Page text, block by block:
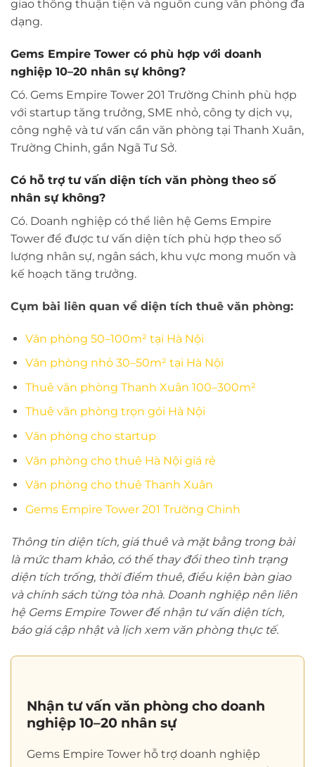
giao thông thuận tiện và nguồn cung văn phòng đa
dạng.
Gems Empire Tower có phù hợp với doanh
nghiệp 10–20 nhân sự không?
Có. Gems Empire Tower 201 Trường Chinh phù hợp
với startup tăng trưởng, SME nhỏ, công ty dịch vụ,
công nghệ và tư vấn cần văn phòng tại Thanh Xuân,
Trường Chinh, gần Ngã Tư Sở.
Có hỗ trợ tư vấn diện tích văn phòng theo số
nhân sự không?
Có. Doanh nghiệp có thể liên hệ Gems Empire
Tower để được tư vấn diện tích phù hợp theo số
lượng nhân sự, ngân sách, khu vực mong muốn và
kế hoạch tăng trưởng.
Cụm bài liên quan về diện tích thuê văn phòng:
Văn phòng 50–100m² tại Hà Nội
Văn phòng nhỏ 30–50m² tại Hà Nội
Thuê văn phòng Thanh Xuân 100–300m²
Thuê văn phòng trọn gói Hà Nội
Văn phòng cho startup
Văn phòng cho thuê Hà Nội giá rẻ
Văn phòng cho thuê Thanh Xuân
Gems Empire Tower 201 Trường Chinh
Thông tin diện tích, giá thuê và mặt bằng trong bài
là mức tham khảo, có thể thay đổi theo tình trạng
diện tích trống, thời điểm thuê, điều kiện bàn giao
và chính sách từng tòa nhà. Doanh nghiệp nên liên
hệ Gems Empire Tower để nhận tư vấn diện tích,
báo giá cập nhật và lịch xem văn phòng thực tế.
Nhận tư vấn văn phòng cho doanh
nghiệp 10–20 nhân sự
Gems Empire Tower hỗ trợ doanh nghiệp